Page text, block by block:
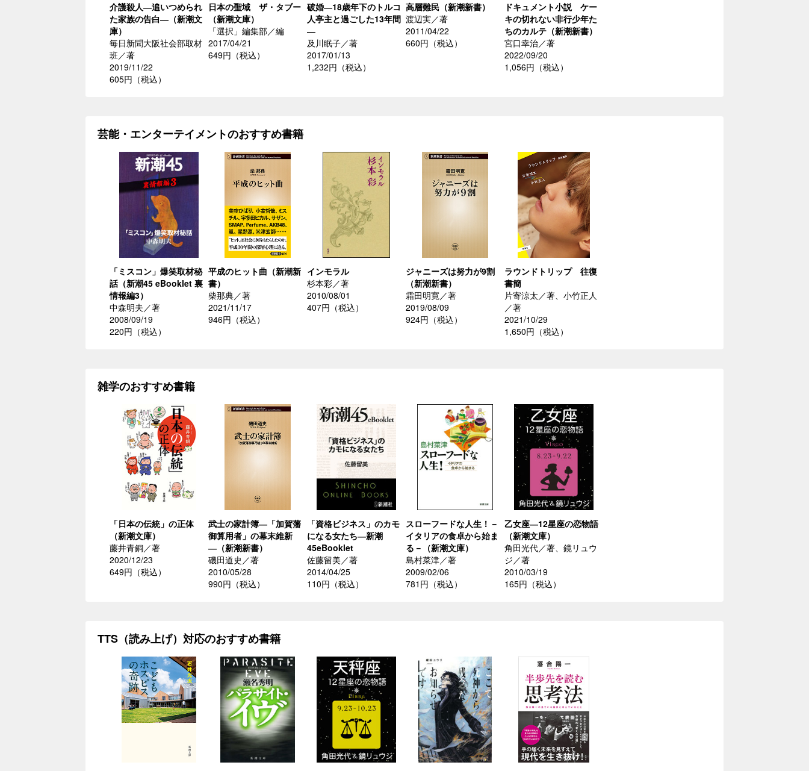
介護殺人―追いつめられ
た家族の告白―（新潮文
庫）
毎日新聞大阪社会部取材
班／著
2019/11/22
605円（税込）
日本の聖域 ザ・タブー
（新潮文庫）
「選択」編集部／編
2017/04/21
649円（税込）
破婚―18歳年下のトルコ
人亭主と過ごした13年間
―
及川眠子／著
2017/01/13
1,232円（税込）
高層難民（新潮新書）
渡辺実／著
2011/04/22
660円（税込）
ドキュメント小説 ケー
キの切れない非行少年た
ちのカルテ（新潮新書）
宮口幸治／著
2022/09/20
1,056円（税込）
芸能・エンターテイメントのおすすめ書籍
「ミスコン」爆笑取材秘
話（新潮45 eBooklet 裏
情報編3）
中森明夫／著
2008/09/19
220円（税込）
平成のヒット曲（新潮新
書）
柴那典／著
2021/11/17
946円（税込）
インモラル
杉本彩／著
2010/08/01
407円（税込）
ジャニーズは努力が9割
（新潮新書）
霜田明寛／著
2019/08/09
924円（税込）
ラウンドトリップ 往復
書簡
片寄涼太／著、小竹正人
／著
2021/10/29
1,650円（税込）
雑学のおすすめ書籍
「日本の伝統」の正体
（新潮文庫）
藤井青銅／著
2020/12/23
649円（税込）
武士の家計簿―「加賀藩
御算用者」の幕末維新
―（新潮新書）
磯田道史／著
2010/05/28
990円（税込）
「資格ビジネス」のカモ
になる女たち―新潮
45eBooklet
佐藤留美／著
2014/04/25
110円（税込）
スローフードな人生！－
イタリアの食卓から始ま
る－（新潮文庫）
島村菜津／著
2009/02/06
781円（税込）
乙女座―12星座の恋物語
（新潮文庫）
角田光代／著、鏡リュウ
ジ／著
2010/03/19
165円（税込）
TTS（読み上げ）対応のおすすめ書籍